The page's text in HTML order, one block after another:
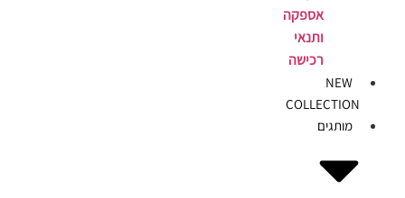
אספקה
ותנאי
רכישה
NEW
COLLECTION
מותגים